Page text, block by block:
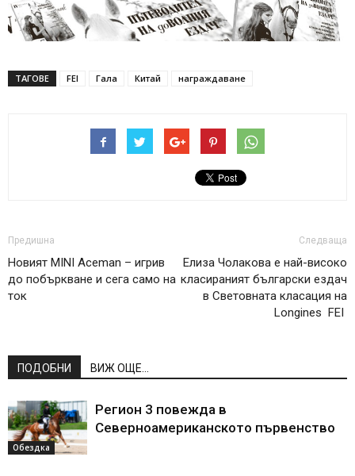
ТАГОВЕ FEI Гала Китай награждаване
Предишна
Новият MINI Aceman – игрив
до побъркване и сега само на
ток
Следваща
Eлиза Чолакова е най-високо
класираният български ездач
в Световната класация на
Longines FEI
ПОДОБНИ ВИЖ ОЩЕ...
Обездка
Регион 3 повежда в
Северноамериканското първенство